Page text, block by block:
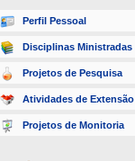
Perfil Pessoal
Disciplinas Ministradas
Projetos de Pesquisa
Atividades de Extensão
Projetos de Monitoria